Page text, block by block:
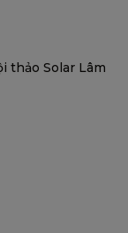
thảo Solar Lâm